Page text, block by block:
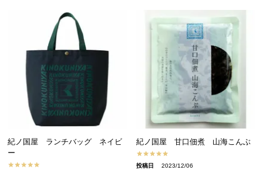
紀ノ国屋 ランチバッグ ネイビ
ー
紀ノ国屋 甘口佃煮 山海こんぶ
投稿日 2023/12/06